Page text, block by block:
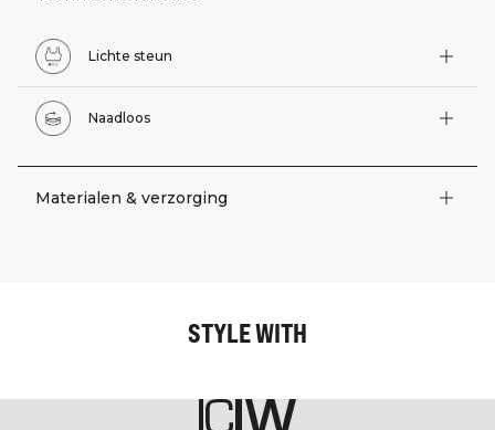
Lichte steun
Naadloos
Materialen & verzorging
STYLE WITH